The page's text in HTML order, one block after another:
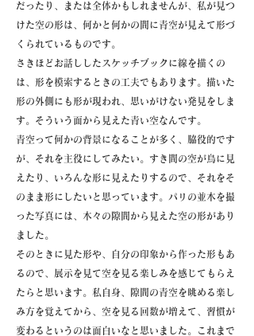
だったり、または全体かもしれませんが、私が見つ
けた空の形は、何かと何かの間に青空が見えて形づ
くられているものです。
さきほどお話ししたスケッチブックに線を描くの
は、形を模索するときの工夫でもあります。描いた
形の外側にも形が現われ、思いがけない発見をしま
す。そういう面から見えた青い空なんです。
青空って何かの背景になることが多く、脇役的です
が、それを主役にしてみたい。すき間の空が鳥に見
えたり、いろんな形に見えたりするので、それをそ
のまま形にしたいと思っています。パリの並木を撮
った写真には、木々の隙間から見えた空の形があり
ました。
そのときに見た形や、自分の印象から作った形もあ
るので、展示を見て空を見る楽しみを感じてもらえ
たらと思います。私自身、隙間の青空を眺める楽し
み方を覚えてから、空を見る回数が増えて、習慣が
変わるというのは面白いなと思いました。これまで